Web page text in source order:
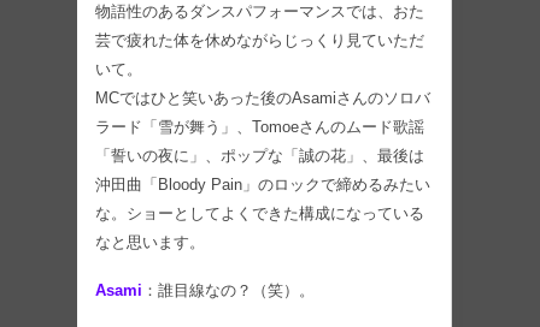
物語性のあるダンスパフォーマンスでは、おた
芸で疲れた体を休めながらじっくり見ていただ
いて。
MCではひと笑いあった後のAsamiさんのソロバ
ラード「雪が舞う」、Tomoeさんのムード歌謡
「誓いの夜に」、ポップな「誠の花」、最後は
沖田曲「Bloody Pain」のロックで締めるみたい
な。ショーとしてよくできた構成になっている
なと思います。
Asami ：誰目線なの？（笑）。